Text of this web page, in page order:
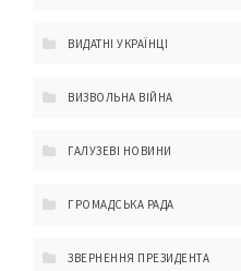
ВИДАТНІ УКРАЇНЦІ
ВИЗВОЛЬНА ВІЙНА
ГАЛУЗЕВІ НОВИНИ
ГРОМАДСЬКА РАДА
ЗВЕРНЕННЯ ПРЕЗИДЕНТА